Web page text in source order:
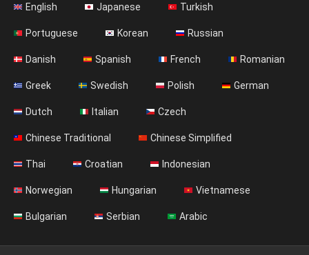
English Japanese Turkish
Portuguese Korean Russian
Danish Spanish French Romanian
Greek Swedish Polish German
Dutch Italian Czech
Chinese Traditional Chinese Simplified
Thai Croatian Indonesian
Norwegian Hungarian Vietnamese
Bulgarian Serbian Arabic